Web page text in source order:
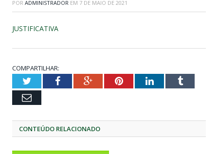
POR ADMINISTRADOR EM 7 DE MAIO DE 2021
JUSTIFICATIVA
COMPARTILHAR:
TwitterFacebookGoogle+PinterestLinkedInTumblr
Email
CONTEÚDO RELACIONADO